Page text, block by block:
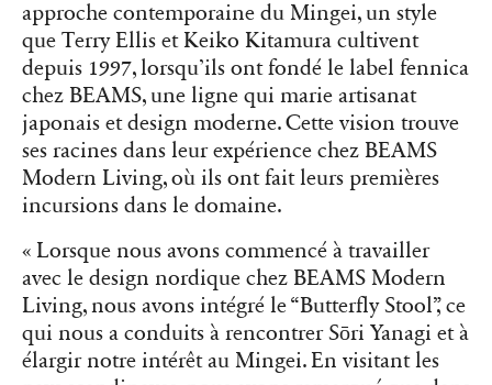
approche contemporaine du Mingei, un style
que Terry Ellis et Keiko Kitamura cultivent
depuis 1997, lorsqu’ils ont fondé le label fennica
chez BEAMS, une ligne qui marie artisanat
japonais et design moderne. Cette vision trouve
ses racines dans leur expérience chez BEAMS
Modern Living, où ils ont fait leurs premières
incursions dans le domaine.
« Lorsque nous avons commencé à travailler
avec le design nordique chez BEAMS Modern
Living, nous avons intégré le “Butterfly Stool”, ce
qui nous a conduits à rencontrer Sōri Yanagi et à
élargir notre intérêt au Mingei. En visitant les